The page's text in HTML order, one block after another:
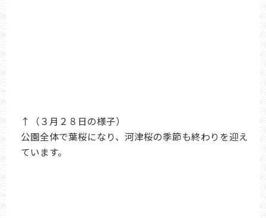
↑（３月２８日の様子）
公園全体で葉桜になり、河津桜の季節も終わりを迎え
ています。